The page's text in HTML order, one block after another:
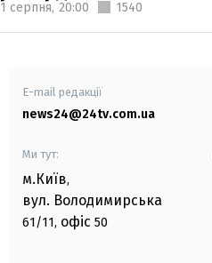
1 серпня, 20:00 1540
E-mail редакції
news24@24tv.com.ua
Ми тут:
м.Київ,
вул. Володимирська
61/11, офіс 50